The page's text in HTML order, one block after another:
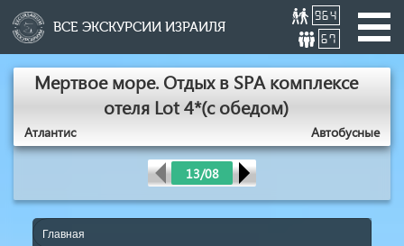
ВСЕ ЭКСКУРСИИ ИЗРАИЛЯ
964
67
Мертвое море. Отдых в SPA комплексе
отеля Lot 4*(c обедом)
Атлантис Aвтобусные
13/08
Главная